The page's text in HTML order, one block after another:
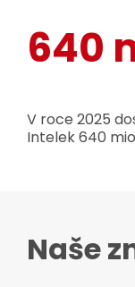
640
V roce 2025
Intelek 640 mio
Naše